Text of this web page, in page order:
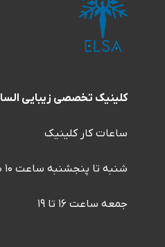
کلینیک تخصصی زیبایی السا
ساعات کار کلینیک
شنبه تا پنجشنبه ساعت ۱۰ صبح الی ۱۹
جمعه ساعت ۱۶ تا ۱۹